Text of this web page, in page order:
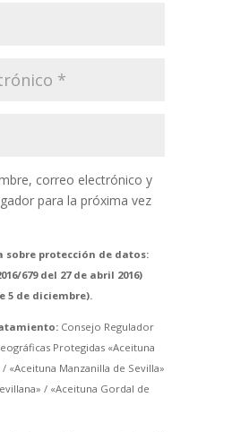
correo electrónico y
para la próxima vez
sobre protección de datos:
679 del 27 de abril 2016)
5 de diciembre).
Consejo Regulador
Protegidas «Aceituna
«Aceituna Manzanilla de Sevilla»
/ «Aceituna Gordal de